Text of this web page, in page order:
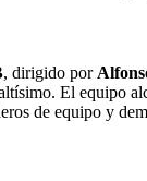
, dirigido por
El equipo
de equipo y